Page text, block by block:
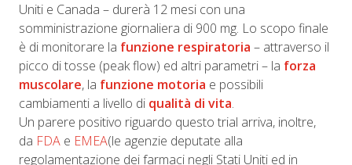
Uniti e Canada – durerà 12 mesi con una
somministrazione giornaliera di 900 mg. Lo scopo finale
è di monitorare la funzione respiratoria – attraverso il
picco di tosse (peak flow) ed altri parametri – la forza
muscolare, la funzione motoria e possibili
cambiamenti a livello di qualità di vita.
Un parere positivo riguardo questo trial arriva, inoltre,
da FDA e EMEA(le agenzie deputate alla
regolamentazione dei farmaci negli Stati Uniti ed in